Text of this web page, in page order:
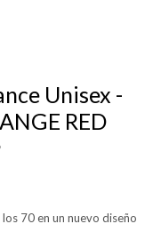
Unisex -
RED
70 en un nuevo diseño